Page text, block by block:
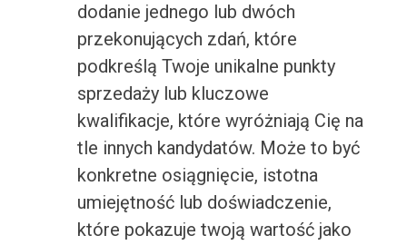
dodanie jednego lub dwóch
przekonujących zdań, które
podkreślą Twoje unikalne punkty
sprzedaży lub kluczowe
kwalifikacje, które wyróżniają Cię na
tle innych kandydatów. Może to być
konkretne osiągnięcie, istotna
umiejętność lub doświadczenie,
które pokazuje twoją wartość jako